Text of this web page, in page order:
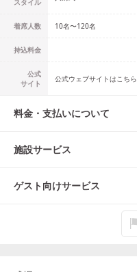
スタイル
着席人数 10名〜120名
持込料金
公式
サイト
公式ウェブサイトはこちら
料金・支払いについて
施設サービス
ゲスト向けサービス